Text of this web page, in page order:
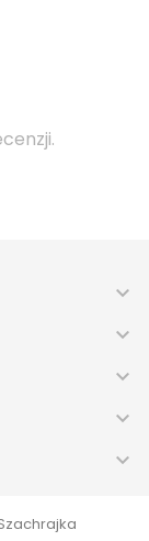




